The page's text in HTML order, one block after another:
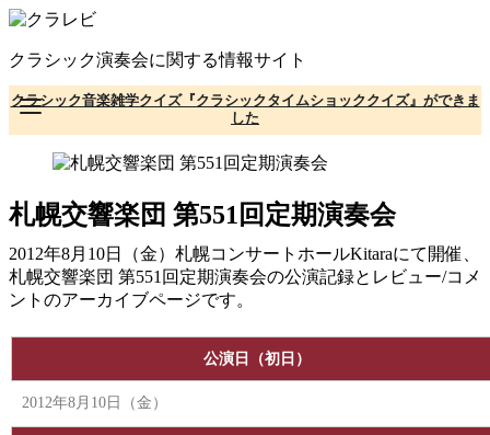
コ
テ
ン
ツ
へ
クラシック演奏会に関する情報サイト
クラシック音楽雑学クイズ『クラシックタイムショッククイズ』ができま
した
札幌交響楽団 第551回定期演奏会
2012年8月10日（金）札幌コンサートホールKitaraにて開催、
札幌交響楽団 第551回定期演奏会の公演記録とレビュー/コメ
ントのアーカイブページです。
公演日（初日）
2012年8月10日（金）